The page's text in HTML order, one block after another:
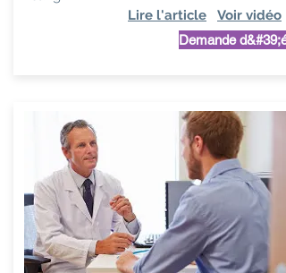
Lire l'article
Voir vidéo
Demande